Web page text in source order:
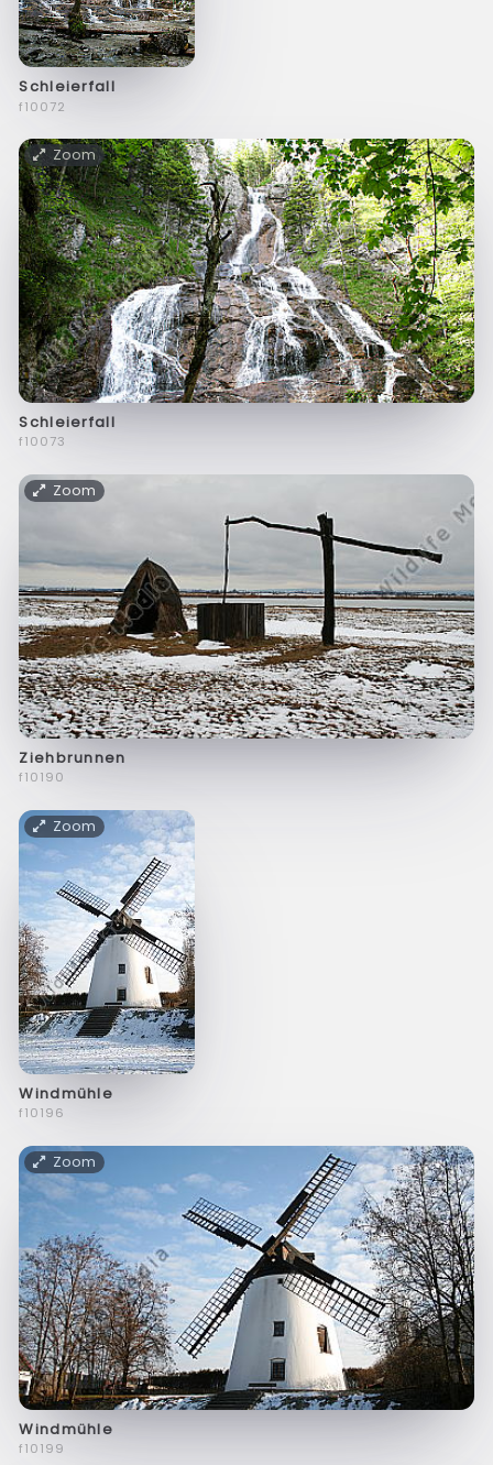
Schleierfall
f10072
Zoom
Schleierfall
f10073
Zoom
Ziehbrunnen
f10190
Zoom
Windmühle
f10196
Zoom
Windmühle
f10199